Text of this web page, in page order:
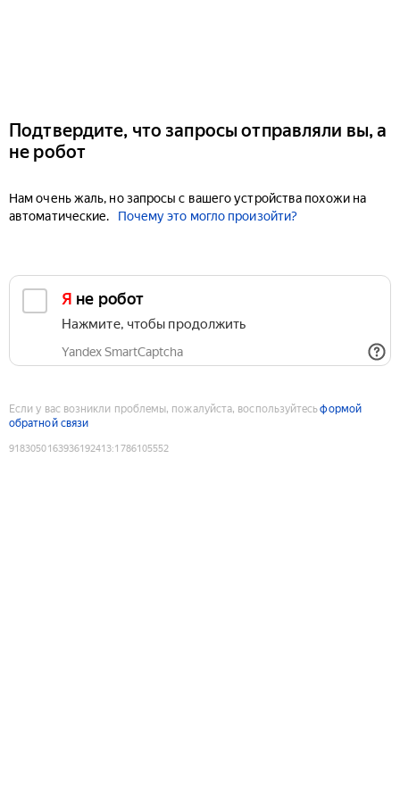
Подтвердите, что запросы отправляли вы, а
не робот
Нам очень жаль, но запросы с вашего устройства похожи на
автоматические.
Почему это могло произойти?
Я не робот
Нажмите, чтобы продолжить
Yandex SmartCaptcha
Если у вас возникли проблемы, пожалуйста, воспользуйтесьформой
обратной связи
9183050163936192413:1786105552